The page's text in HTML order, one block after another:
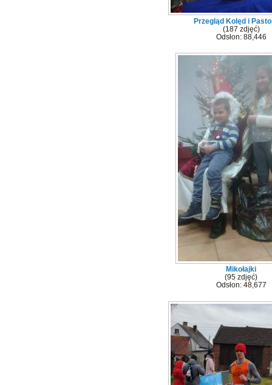
Przegląd Kolęd i
(187 zdjęć)
Odsłon: 88,446
Mikołajki
(95 zdjęć)
Odsłon: 48,677